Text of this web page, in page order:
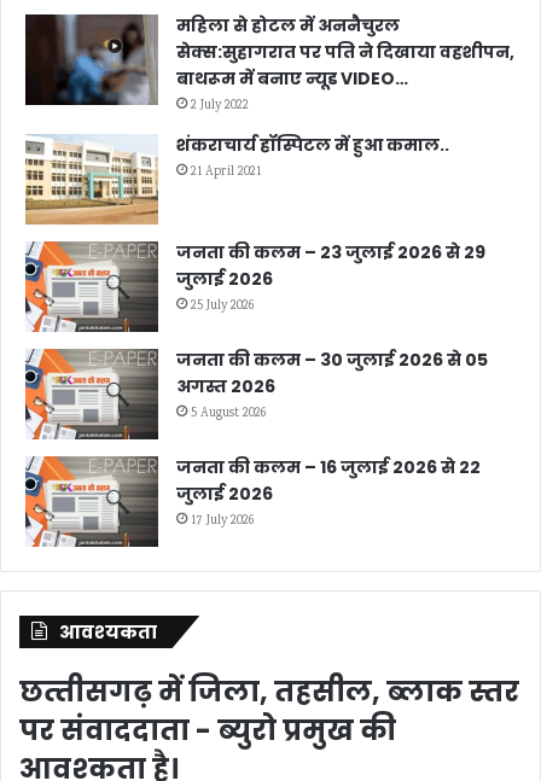
महिला से होटल में अननैचुरल
सेक्स:सुहागरात पर पति ने दिखाया वहशीपन,
बाथरूम में बनाए न्यूड VIDEO…
2 July 2022
शंकराचार्य हॉस्पिटल में हुआ कमाल..
21 April 2021
जनता की कलम – 23 जुलाई 2026 से 29
जुलाई 2026
25 July 2026
जनता की कलम – 30 जुलाई 2026 से 05
अगस्त 2026
5 August 2026
जनता की कलम – 16 जुलाई 2026 से 22
जुलाई 2026
17 July 2026
आवश्‍यकता
छत्‍तीसगढ़ में जिला, तहसील, ब्‍लाक स्‍तर
पर संवाददाता - ब्‍युरो प्रमुख की
आवश्‍कता है।